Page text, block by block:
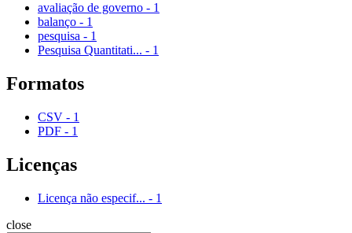
avaliação de governo - 1
balanço - 1
pesquisa - 1
Pesquisa Quantitati... - 1
Formatos
CSV - 1
PDF - 1
Licenças
Licença não especif... - 1
close